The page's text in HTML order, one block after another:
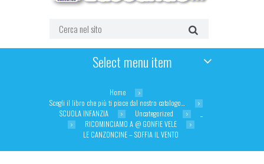
Select menu item
Home
Scegli il libro che più ti piace dal nostro catalogo…
SCUOLA INFANZIA
Uncategorized
RICOMINCIAMO A @ GONFIE VELE
LE CANZONCINE – SOFFIA IL VENTO